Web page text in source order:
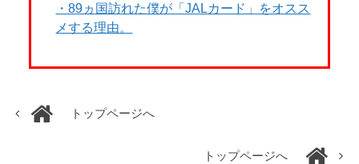
・89ヵ国訪れた僕が「JALカード」をオスス
メする理由。
トップページへ
トップページへ